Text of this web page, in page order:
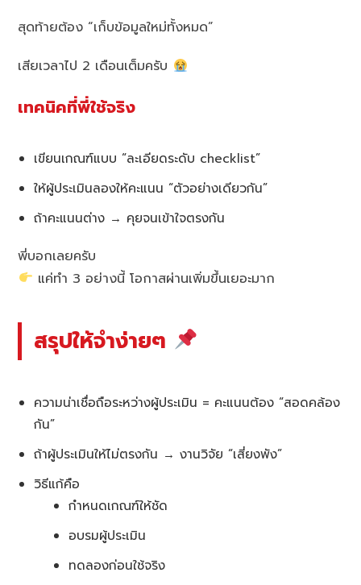
สุดท้ายต้อง “เก็บข้อมูลใหม่ทั้งหมด”
เสียเวลาไป 2 เดือนเต็มครับ
เทคนิคที่พี่ใช้จริง
เขียนเกณฑ์แบบ “ละเอียดระดับ checklist”
ให้ผู้ประเมินลองให้คะแนน “ตัวอย่างเดียวกัน”
ถ้าคะแนนต่าง → คุยจนเข้าใจตรงกัน
พี่บอกเลยครับ
แค่ทำ 3 อย่างนี้ โอกาสผ่านเพิ่มขึ้นเยอะมาก
สรุปให้จำง่ายๆ
ความน่าเชื่อถือระหว่างผู้ประเมิน = คะแนนต้อง “สอดคล้อง
กัน”
ถ้าผู้ประเมินให้ไม่ตรงกัน → งานวิจัย “เสี่ยงพัง”
วิธีแก้คือ
กำหนดเกณฑ์ให้ชัด
อบรมผู้ประเมิน
ทดลองก่อนใช้จริง